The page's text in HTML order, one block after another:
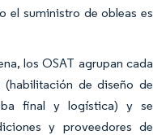
el suministro de obleas es
los OSAT agrupan cada
de diseño de
final y logística) y se
y proveedores de